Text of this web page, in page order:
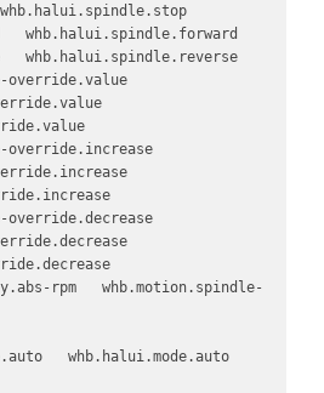
whb.halui.spindle.forward
whb.halui.spindle.reverse
rpm   whb.motion.spindle-
whb.halui.mode.auto